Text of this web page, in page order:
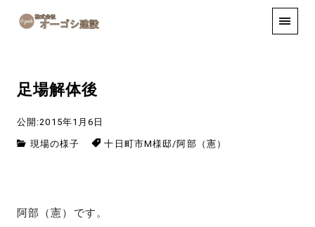
手しごと
足場解体後
公開:2015年1月6日
現場の様子 十日町市M様邸/阿部（憲）
阿部（憲）です。